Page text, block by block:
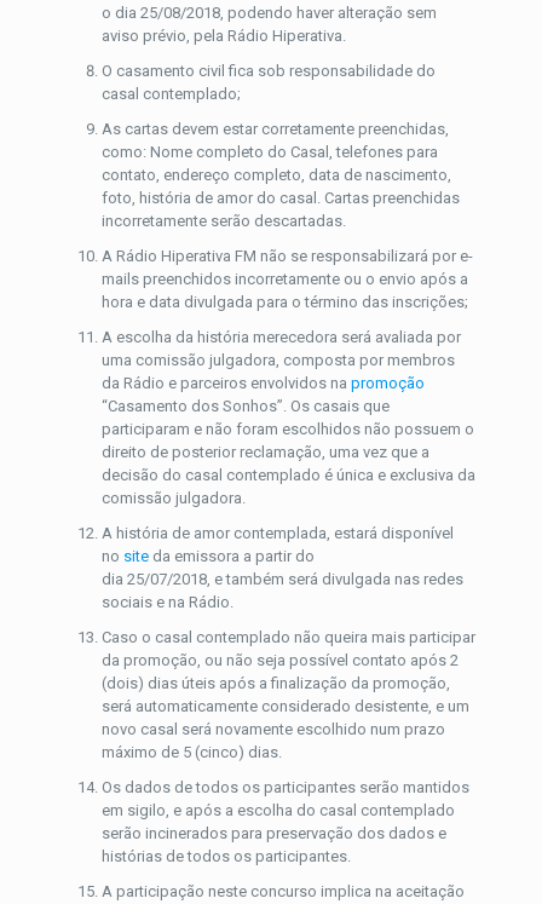
o dia 25/08/2018, podendo haver alteração sem
aviso prévio, pela Rádio Hiperativa.
O casamento civil fica sob responsabilidade do
casal contemplado;
As cartas devem estar corretamente preenchidas,
como: Nome completo do Casal, telefones para
contato, endereço completo, data de nascimento,
foto, história de amor do casal. Cartas preenchidas
incorretamente serão descartadas.
A Rádio Hiperativa FM não se responsabilizará por e-
mails preenchidos incorretamente ou o envio após a
hora e data divulgada para o término das inscrições;
A escolha da história merecedora será avaliada por
uma comissão julgadora, composta por membros
da Rádio e parceiros envolvidos napromoção
“Casamento dos Sonhos”. Os casais que
participaram e não foram escolhidos não possuem o
direito de posterior reclamação, uma vez que a
decisão do casal contemplado é única e exclusiva da
comissão julgadora.
A história de amor contemplada, estará disponível
no site da emissora a partir do
dia 25/07/2018, e também será divulgada nas redes
sociais e na Rádio.
Caso o casal contemplado não queira mais participar
da promoção, ou não seja possível contato após 2
(dois) dias úteis após a finalização da promoção,
será automaticamente considerado desistente, e um
novo casal será novamente escolhido num prazo
máximo de 5 (cinco) dias.
Os dados de todos os participantes serão mantidos
em sigilo, e após a escolha do casal contemplado
serão incinerados para preservação dos dados e
histórias de todos os participantes.
A participação neste concurso implica na aceitação